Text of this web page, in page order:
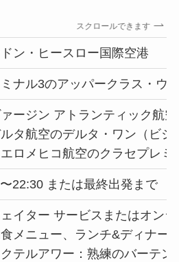
スクロールできます
ン・ヒースロー国際空港
ナル3のアッパークラス・ウ
ァージン アトランティック航
ルタ航空のデルタ・ワン（ビジ
エロメヒコ航空のクラセプレ
22:30 または最終出発まで
ェイター サービスまたはオン
食メニュー、ランチ&ディナー
クテルアワー：熟練のバーテ